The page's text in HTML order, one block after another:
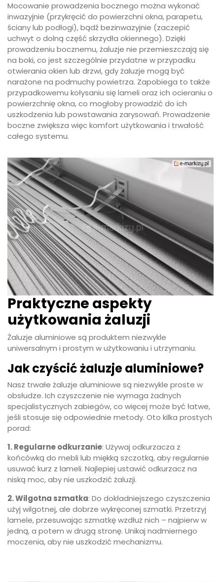
Mocowanie prowadzenia bocznego można wykonać
inwazyjnie (przykręcić do powierzchni okna, parapetu,
ściany lub podłogi), bądź bezinwazyjnie (zaczepić
uchwyt o dolną część skrzydła okiennego). Dzięki
prowadzeniu bocznemu, żaluzje nie przemieszczają się
na boki, co jest szczególnie przydatne w przypadku
otwierania okien lub drzwi, gdy żaluzje mogą być
narażone na podmuchy powietrza. Zapobiega to także
przypadkowemu kołysaniu się lameli oraz ich ocieraniu o
powierzchnię okna, co mogłoby prowadzić do ich
uszkodzenia lub powstawania zarysowań. Prowadzenie
boczne zwiększa więc komfort użytkowania i trwałość
całego systemu.
Praktyczne aspekty
użytkowania żaluzji
Żaluzje aluminiowe są produktem niezwykle
uniwersalnym i prostym w użytkowaniu i utrzymaniu.
Jak czyścić żaluzje aluminiowe?
Nasz trwałe żaluzje aluminiowe są niezwykle proste w
obsłudze. Ich czyszczenie nie wymaga żadnych
specjalistycznych zabiegów, co więcej może być łatwe,
jeśli stosuje się odpowiednie metody. Oto kilka prostych
porad:
1. Regularne odkurzanie: Używaj odkurzacza z
końcówką do mebli lub miękką szczotką, aby regularnie
usuwać kurz z lameli. Najlepiej ustawić odkurzacz na
niską moc, aby nie uszkodzić żaluzji.
2. Wilgotna szmatka: Do dokładniejszego czyszczenia
użyj wilgotnej, ale dobrze wykręconej szmatki. Przetrzyj
lamele, przesuwając szmatkę wzdłuż nich – najpierw w
jedną, a potem w drugą stronę. Unikaj nadmiernego
moczenia, aby nie uszkodzić mechanizmu.